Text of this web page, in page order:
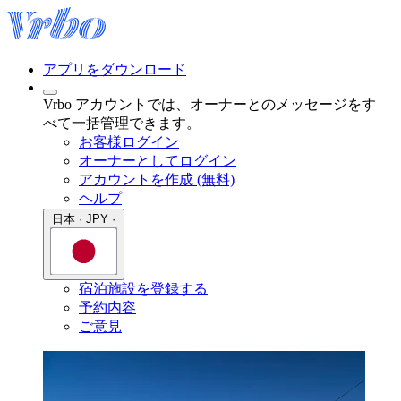
アプリをダウンロード
Vrbo アカウントでは、オーナーとのメッセージをす
べて一括管理できます。
お客様ログイン
オーナーとしてログイン
アカウントを作成 (無料)
ヘルプ
宿泊施設を登録する
予約内容
ご意見